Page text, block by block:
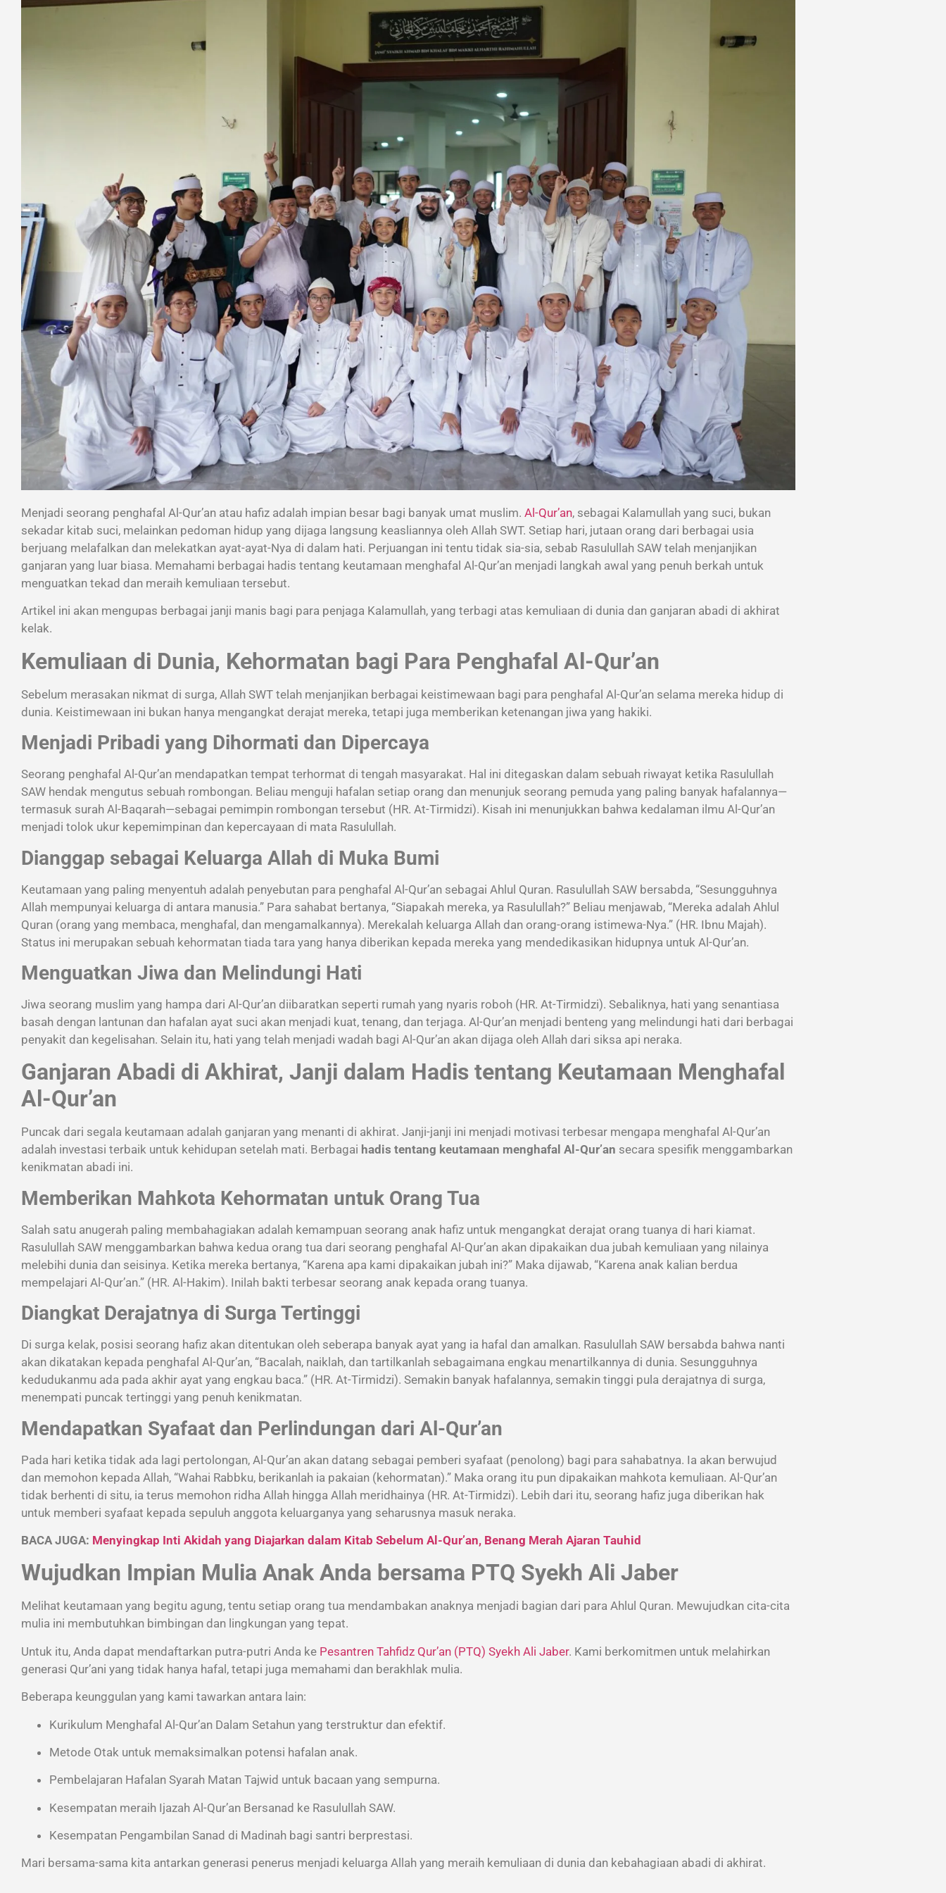
Menjadi seorang penghafal Al-Qur’an atau hafiz adalah impian besar bagi banyak umat muslim. Al-Qur’an, sebagai Kalamullah yang suci, bukan
sekadar kitab suci, melainkan pedoman hidup yang dijaga langsung keasliannya oleh Allah SWT. Setiap hari, jutaan orang dari berbagai usia
berjuang melafalkan dan melekatkan ayat-ayat-Nya di dalam hati. Perjuangan ini tentu tidak sia-sia, sebab Rasulullah SAW telah menjanjikan
ganjaran yang luar biasa. Memahami berbagai hadis tentang keutamaan menghafal Al-Qur’an menjadi langkah awal yang penuh berkah untuk
menguatkan tekad dan meraih kemuliaan tersebut.
Artikel ini akan mengupas berbagai janji manis bagi para penjaga Kalamullah, yang terbagi atas kemuliaan di dunia dan ganjaran abadi di akhirat
kelak.
Kemuliaan di Dunia, Kehormatan bagi Para Penghafal Al-Qur’an
Sebelum merasakan nikmat di surga, Allah SWT telah menjanjikan berbagai keistimewaan bagi para penghafal Al-Qur’an selama mereka hidup di
dunia. Keistimewaan ini bukan hanya mengangkat derajat mereka, tetapi juga memberikan ketenangan jiwa yang hakiki.
Menjadi Pribadi yang Dihormati dan Dipercaya
Seorang penghafal Al-Qur’an mendapatkan tempat terhormat di tengah masyarakat. Hal ini ditegaskan dalam sebuah riwayat ketika Rasulullah
SAW hendak mengutus sebuah rombongan. Beliau menguji hafalan setiap orang dan menunjuk seorang pemuda yang paling banyak hafalannya—
termasuk surah Al-Baqarah—sebagai pemimpin rombongan tersebut (HR. At-Tirmidzi). Kisah ini menunjukkan bahwa kedalaman ilmu Al-Qur’an
menjadi tolok ukur kepemimpinan dan kepercayaan di mata Rasulullah.
Dianggap sebagai Keluarga Allah di Muka Bumi
Keutamaan yang paling menyentuh adalah penyebutan para penghafal Al-Qur’an sebagai Ahlul Quran. Rasulullah SAW bersabda, “Sesungguhnya
Allah mempunyai keluarga di antara manusia.” Para sahabat bertanya, “Siapakah mereka, ya Rasulullah?” Beliau menjawab, “Mereka adalah Ahlul
Quran (orang yang membaca, menghafal, dan mengamalkannya). Merekalah keluarga Allah dan orang-orang istimewa-Nya.” (HR. Ibnu Majah).
Status ini merupakan sebuah kehormatan tiada tara yang hanya diberikan kepada mereka yang mendedikasikan hidupnya untuk Al-Qur’an.
Menguatkan Jiwa dan Melindungi Hati
Jiwa seorang muslim yang hampa dari Al-Qur’an diibaratkan seperti rumah yang nyaris roboh (HR. At-Tirmidzi). Sebaliknya, hati yang senantiasa
basah dengan lantunan dan hafalan ayat suci akan menjadi kuat, tenang, dan terjaga. Al-Qur’an menjadi benteng yang melindungi hati dari berbagai
penyakit dan kegelisahan. Selain itu, hati yang telah menjadi wadah bagi Al-Qur’an akan dijaga oleh Allah dari siksa api neraka.
Ganjaran Abadi di Akhirat, Janji dalam Hadis tentang Keutamaan Menghafal
Al-Qur’an
Puncak dari segala keutamaan adalah ganjaran yang menanti di akhirat. Janji-janji ini menjadi motivasi terbesar mengapa menghafal Al-Qur’an
adalah investasi terbaik untuk kehidupan setelah mati. Berbagai hadis tentang keutamaan menghafal Al-Qur’an secara spesifik menggambarkan
kenikmatan abadi ini.
Memberikan Mahkota Kehormatan untuk Orang Tua
Salah satu anugerah paling membahagiakan adalah kemampuan seorang anak hafiz untuk mengangkat derajat orang tuanya di hari kiamat.
Rasulullah SAW menggambarkan bahwa kedua orang tua dari seorang penghafal Al-Qur’an akan dipakaikan dua jubah kemuliaan yang nilainya
melebihi dunia dan seisinya. Ketika mereka bertanya, “Karena apa kami dipakaikan jubah ini?” Maka dijawab, “Karena anak kalian berdua
mempelajari Al-Qur’an.” (HR. Al-Hakim). Inilah bakti terbesar seorang anak kepada orang tuanya.
Diangkat Derajatnya di Surga Tertinggi
Di surga kelak, posisi seorang hafiz akan ditentukan oleh seberapa banyak ayat yang ia hafal dan amalkan. Rasulullah SAW bersabda bahwa nanti
akan dikatakan kepada penghafal Al-Qur’an, “Bacalah, naiklah, dan tartilkanlah sebagaimana engkau menartilkannya di dunia. Sesungguhnya
kedudukanmu ada pada akhir ayat yang engkau baca.” (HR. At-Tirmidzi). Semakin banyak hafalannya, semakin tinggi pula derajatnya di surga,
menempati puncak tertinggi yang penuh kenikmatan.
Mendapatkan Syafaat dan Perlindungan dari Al-Qur’an
Pada hari ketika tidak ada lagi pertolongan, Al-Qur’an akan datang sebagai pemberi syafaat (penolong) bagi para sahabatnya. Ia akan berwujud
dan memohon kepada Allah, “Wahai Rabbku, berikanlah ia pakaian (kehormatan).” Maka orang itu pun dipakaikan mahkota kemuliaan. Al-Qur’an
tidak berhenti di situ, ia terus memohon ridha Allah hingga Allah meridhainya (HR. At-Tirmidzi). Lebih dari itu, seorang hafiz juga diberikan hak
untuk memberi syafaat kepada sepuluh anggota keluarganya yang seharusnya masuk neraka.
BACA JUGA: Menyingkap Inti Akidah yang Diajarkan dalam Kitab Sebelum Al-Qur’an, Benang Merah Ajaran Tauhid
Wujudkan Impian Mulia Anak Anda bersama PTQ Syekh Ali Jaber
Melihat keutamaan yang begitu agung, tentu setiap orang tua mendambakan anaknya menjadi bagian dari para Ahlul Quran. Mewujudkan cita-cita
mulia ini membutuhkan bimbingan dan lingkungan yang tepat.
Untuk itu, Anda dapat mendaftarkan putra-putri Anda ke Pesantren Tahfidz Qur’an (PTQ) Syekh Ali Jaber. Kami berkomitmen untuk melahirkan
generasi Qur’ani yang tidak hanya hafal, tetapi juga memahami dan berakhlak mulia.
Beberapa keunggulan yang kami tawarkan antara lain:
Kurikulum Menghafal Al-Qur’an Dalam Setahun yang terstruktur dan efektif.
Metode Otak untuk memaksimalkan potensi hafalan anak.
Pembelajaran Hafalan Syarah Matan Tajwid untuk bacaan yang sempurna.
Kesempatan meraih Ijazah Al-Qur’an Bersanad ke Rasulullah SAW.
Kesempatan Pengambilan Sanad di Madinah bagi santri berprestasi.
Mari bersama-sama kita antarkan generasi penerus menjadi keluarga Allah yang meraih kemuliaan di dunia dan kebahagiaan abadi di akhirat.